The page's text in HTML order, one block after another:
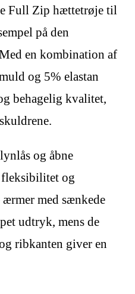
Full Zip hættetrøje til
på den
en kombination af
og 5% elastan
behagelig kvalitet,
og åbne
fleksibilitet og
med sænkede
udtryk, mens de
ribkanten giver en